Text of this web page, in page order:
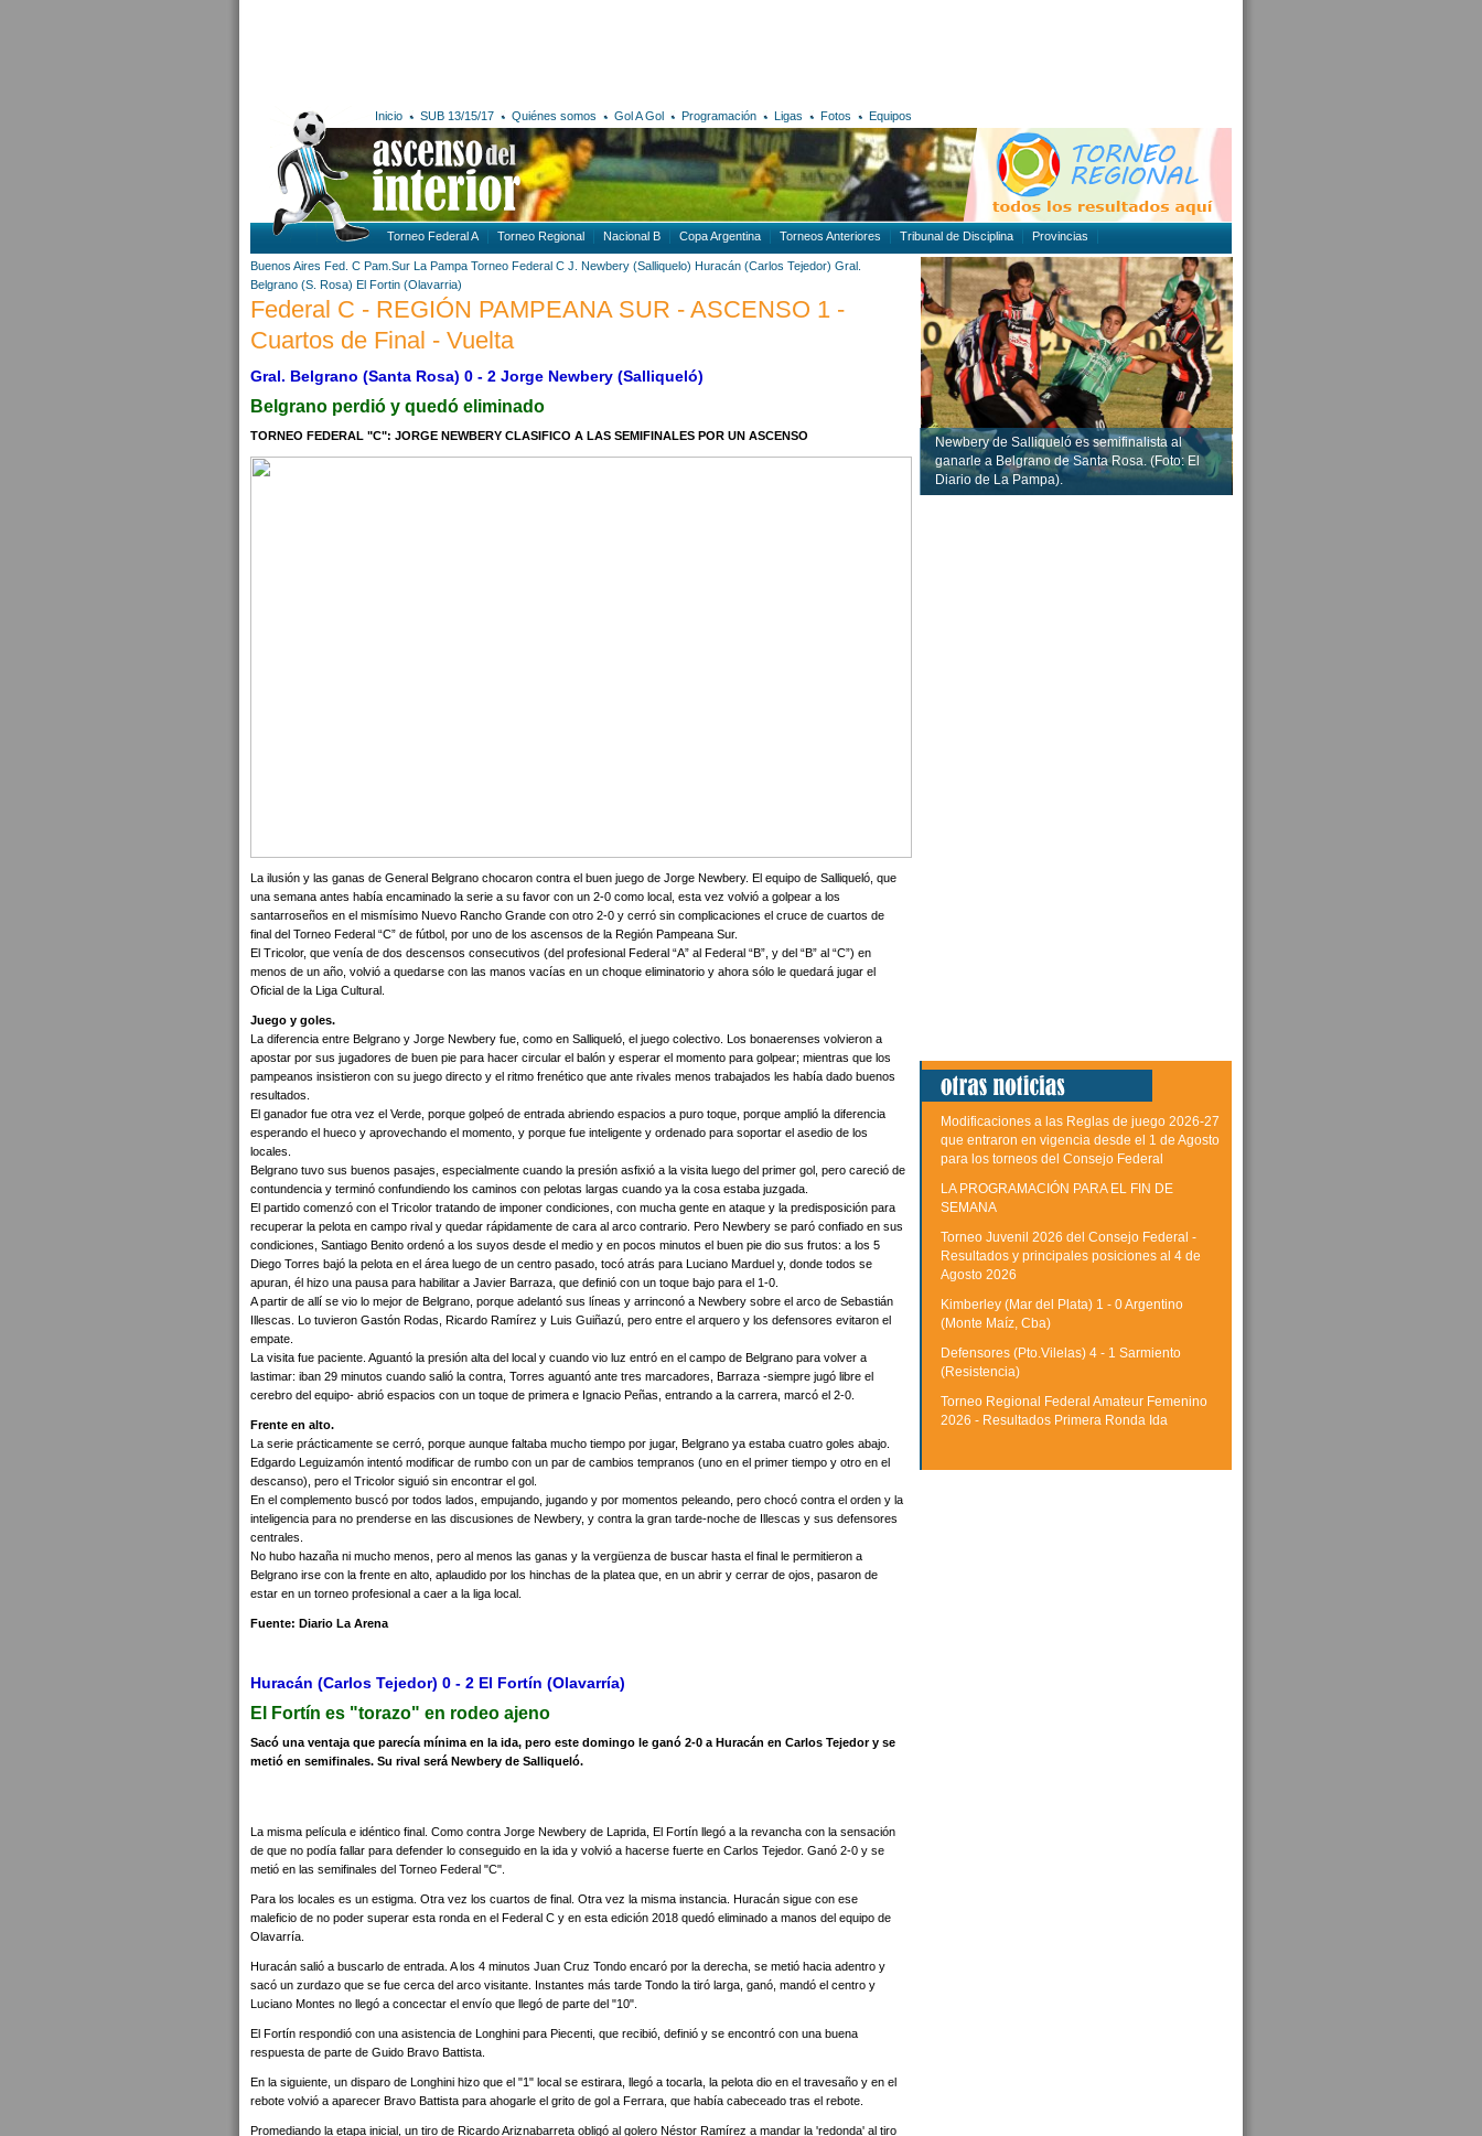
Inicio SUB 13/15/17 Quiénes somos Gol A Gol Programación Ligas Fotos Equipos
Torneo Federal A Torneo Regional Nacional B Copa Argentina Torneos Anteriores Tribunal de Disciplina Provincias
Buenos Aires Fed. C Pam.Sur La Pampa Torneo Federal C J. Newbery (Salliquelo) Huracán (Carlos Tejedor) Gral.
Belgrano (S. Rosa) El Fortin (Olavarria)
Federal C - REGIÓN PAMPEANA SUR - ASCENSO 1 -
Cuartos de Final - Vuelta
Gral. Belgrano (Santa Rosa) 0 - 2 Jorge Newbery (Salliqueló)
Belgrano perdió y quedó eliminado
TORNEO FEDERAL "C": JORGE NEWBERY CLASIFICO A LAS SEMIFINALES POR UN ASCENSO
La ilusión y las ganas de General Belgrano chocaron contra el buen juego de Jorge Newbery. El equipo de Salliqueló, que
una semana antes había encaminado la serie a su favor con un 2-0 como local, esta vez volvió a golpear a los
santarroseños en el mismísimo Nuevo Rancho Grande con otro 2-0 y cerró sin complicaciones el cruce de cuartos de
final del Torneo Federal “C” de fútbol, por uno de los ascensos de la Región Pampeana Sur.
El Tricolor, que venía de dos descensos consecutivos (del profesional Federal “A” al Federal “B”, y del “B” al “C”) en
menos de un año, volvió a quedarse con las manos vacías en un choque eliminatorio y ahora sólo le quedará jugar el
Oficial de la Liga Cultural.
Juego y goles.
La diferencia entre Belgrano y Jorge Newbery fue, como en Salliqueló, el juego colectivo. Los bonaerenses volvieron a
apostar por sus jugadores de buen pie para hacer circular el balón y esperar el momento para golpear; mientras que los
pampeanos insistieron con su juego directo y el ritmo frenético que ante rivales menos trabajados les había dado buenos
resultados.
El ganador fue otra vez el Verde, porque golpeó de entrada abriendo espacios a puro toque, porque amplió la diferencia
esperando el hueco y aprovechando el momento, y porque fue inteligente y ordenado para soportar el asedio de los
locales.
Belgrano tuvo sus buenos pasajes, especialmente cuando la presión asfixió a la visita luego del primer gol, pero careció de
contundencia y terminó confundiendo los caminos con pelotas largas cuando ya la cosa estaba juzgada.
El partido comenzó con el Tricolor tratando de imponer condiciones, con mucha gente en ataque y la predisposición para
recuperar la pelota en campo rival y quedar rápidamente de cara al arco contrario. Pero Newbery se paró confiado en sus
condiciones, Santiago Benito ordenó a los suyos desde el medio y en pocos minutos el buen pie dio sus frutos: a los 5
Diego Torres bajó la pelota en el área luego de un centro pasado, tocó atrás para Luciano Marduel y, donde todos se
apuran, él hizo una pausa para habilitar a Javier Barraza, que definió con un toque bajo para el 1-0.
A partir de allí se vio lo mejor de Belgrano, porque adelantó sus líneas y arrinconó a Newbery sobre el arco de Sebastián
Illescas. Lo tuvieron Gastón Rodas, Ricardo Ramírez y Luis Guiñazú, pero entre el arquero y los defensores evitaron el
empate.
La visita fue paciente. Aguantó la presión alta del local y cuando vio luz entró en el campo de Belgrano para volver a
lastimar: iban 29 minutos cuando salió la contra, Torres aguantó ante tres marcadores, Barraza -siempre jugó libre el
cerebro del equipo- abrió espacios con un toque de primera e Ignacio Peñas, entrando a la carrera, marcó el 2-0.
Frente en alto.
La serie prácticamente se cerró, porque aunque faltaba mucho tiempo por jugar, Belgrano ya estaba cuatro goles abajo.
Edgardo Leguizamón intentó modificar de rumbo con un par de cambios tempranos (uno en el primer tiempo y otro en el
descanso), pero el Tricolor siguió sin encontrar el gol.
En el complemento buscó por todos lados, empujando, jugando y por momentos peleando, pero chocó contra el orden y la
inteligencia para no prenderse en las discusiones de Newbery, y contra la gran tarde-noche de Illescas y sus defensores
centrales.
No hubo hazaña ni mucho menos, pero al menos las ganas y la vergüenza de buscar hasta el final le permitieron a
Belgrano irse con la frente en alto, aplaudido por los hinchas de la platea que, en un abrir y cerrar de ojos, pasaron de
estar en un torneo profesional a caer a la liga local.
Fuente: Diario La Arena
Huracán (Carlos Tejedor) 0 - 2 El Fortín (Olavarría)
El Fortín es "torazo" en rodeo ajeno
Sacó una ventaja que parecía mínima en la ida, pero este domingo le ganó 2-0 a Huracán en Carlos Tejedor y se
metió en semifinales. Su rival será Newbery de Salliqueló.
La misma película e idéntico final. Como contra Jorge Newbery de Laprida, El Fortín llegó a la revancha con la sensación
de que no podía fallar para defender lo conseguido en la ida y volvió a hacerse fuerte en Carlos Tejedor. Ganó 2-0 y se
metió en las semifinales del Torneo Federal "C".
Para los locales es un estigma. Otra vez los cuartos de final. Otra vez la misma instancia. Huracán sigue con ese
maleficio de no poder superar esta ronda en el Federal C y en esta edición 2018 quedó eliminado a manos del equipo de
Olavarría.
Huracán salió a buscarlo de entrada. A los 4 minutos Juan Cruz Tondo encaró por la derecha, se metió hacia adentro y
sacó un zurdazo que se fue cerca del arco visitante. Instantes más tarde Tondo la tiró larga, ganó, mandó el centro y
Luciano Montes no llegó a concectar el envío que llegó de parte del "10".
El Fortín respondió con una asistencia de Longhini para Piecenti, que recibió, definió y se encontró con una buena
respuesta de parte de Guido Bravo Battista.
En la siguiente, un disparo de Longhini hizo que el "1" local se estirara, llegó a tocarla, la pelota dio en el travesaño y en el
rebote volvió a aparecer Bravo Battista para ahogarle el grito de gol a Ferrara, que había cabeceado tras el rebote.
Promediando la etapa inicial, un tiro de Ricardo Ariznabarreta obligó al golero Néstor Ramírez a mandar la 'redonda' al tiro
Newbery de Salliqueló es semifinalista al
ganarle a Belgrano de Santa Rosa. (Foto: El
Diario de La Pampa).
Modificaciones a las Reglas de juego 2026-27
que entraron en vigencia desde el 1 de Agosto
para los torneos del Consejo Federal
LA PROGRAMACIÓN PARA EL FIN DE
SEMANA
Torneo Juvenil 2026 del Consejo Federal -
Resultados y principales posiciones al 4 de
Agosto 2026
Kimberley (Mar del Plata) 1 - 0 Argentino
(Monte Maíz, Cba)
Defensores (Pto.Vilelas) 4 - 1 Sarmiento
(Resistencia)
Torneo Regional Federal Amateur Femenino
2026 - Resultados Primera Ronda Ida